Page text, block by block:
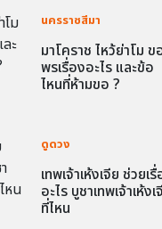
นครราชสีมา
มาโคราช ไหว้ย่าโม ข
พรเรื่องอะไร และข้อ
ไหนที่ห้ามขอ ?
ดูดวง
เทพเจ้าเห้งเจีย ช่วยเ
อะไร บูชาเทพเจ้าเห้งเ
ที่ไหน